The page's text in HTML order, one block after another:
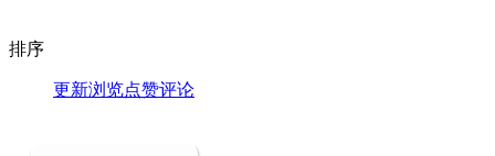
排序
更新浏览点赞评论